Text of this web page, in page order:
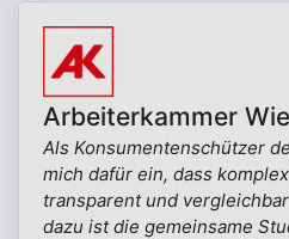
Arbeiterkammer
Als Konsumentenschützer
mich dafür ein, dass
transparent und
dazu ist die gemeinsame